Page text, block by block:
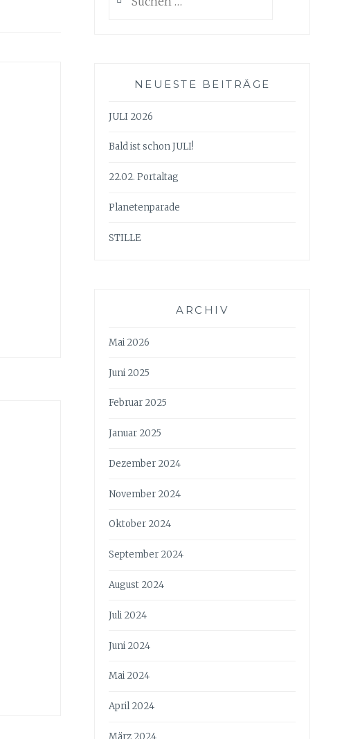
nach:
NEUESTE BEITRÄGE
JULI 2026
Bald ist schon JULI!
22.02. Portaltag
Planetenparade
STILLE
ARCHIV
Mai 2026
Juni 2025
Februar 2025
Januar 2025
Dezember 2024
November 2024
Oktober 2024
September 2024
August 2024
Juli 2024
Juni 2024
Mai 2024
April 2024
März 2024